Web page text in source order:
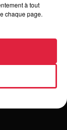
rencontre
la venue du
à tout
chaque page.